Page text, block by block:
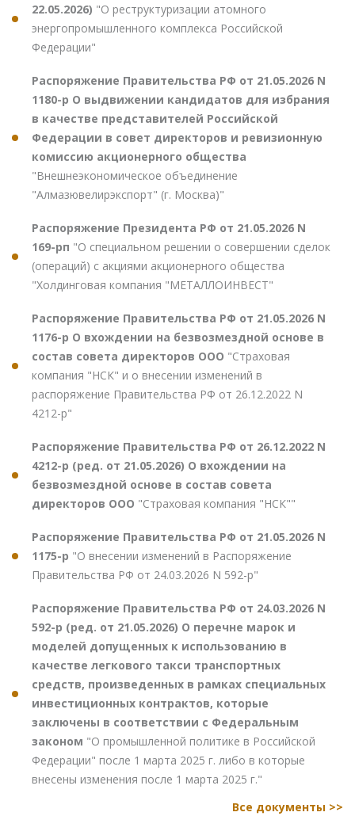
22.05.2026) "О реструктуризации атомного
энергопромышленного комплекса Российской
Федерации"
Распоряжение Правительства РФ от 21.05.2026 N
1180-р О выдвижении кандидатов для избрания
в качестве представителей Российской
Федерации в совет директоров и ревизионную
комиссию акционерного общества
"Внешнеэкономическое объединение
"Алмазювелирэкспорт" (г. Москва)"
Распоряжение Президента РФ от 21.05.2026 N
169-рп "О специальном решении о совершении сделок
(операций) с акциями акционерного общества
"Холдинговая компания "МЕТАЛЛОИНВЕСТ"
Распоряжение Правительства РФ от 21.05.2026 N
1176-р О вхождении на безвозмездной основе в
состав совета директоров ООО "Страховая
компания "НСК" и о внесении изменений в
распоряжение Правительства РФ от 26.12.2022 N
4212-р"
Распоряжение Правительства РФ от 26.12.2022 N
4212-р (ред. от 21.05.2026) О вхождении на
безвозмездной основе в состав совета
директоров ООО "Страховая компания "НСК""
Распоряжение Правительства РФ от 21.05.2026 N
1175-р "О внесении изменений в Распоряжение
Правительства РФ от 24.03.2026 N 592-р"
Распоряжение Правительства РФ от 24.03.2026 N
592-р (ред. от 21.05.2026) О перечне марок и
моделей допущенных к использованию в
качестве легкового такси транспортных
средств, произведенных в рамках специальных
инвестиционных контрактов, которые
заключены в соответствии с Федеральным
законом "О промышленной политике в Российской
Федерации" после 1 марта 2025 г. либо в которые
внесены изменения после 1 марта 2025 г."
Все документы >>